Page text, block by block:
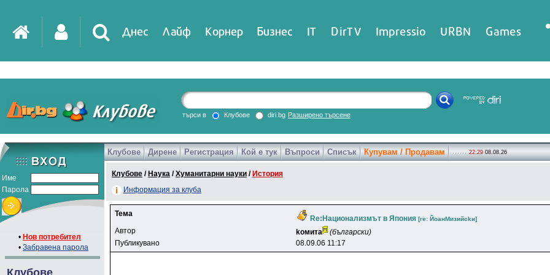
Днес Лайф Корнер Бизнес IT DirTV Impressio URBN Games
търси в Клубове diri.bg Разширено търсене
Име
Парола
• Нов потребител
• Забравена парола
Клубове
Клубове Дирене Регистрация Кой е тук Въпроси Списък Купувам / Продавам 22:29 08.08.26
Клубове / Наука /Хуманитарни науки / История
Информация за клуба
Тема
Re:Национализмът в Япония [re: ЙoaнMизийckи]
Автор koмитa
(български)
Публикувано
08.09.06 11:17